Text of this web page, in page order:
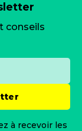
conseils
à recevoir les